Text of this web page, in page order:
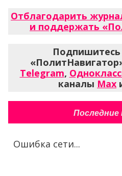
Отблагодарить
и поддержать
Подпишитесь
Telegram,
каналы Max
Последние
Ошибка сети...